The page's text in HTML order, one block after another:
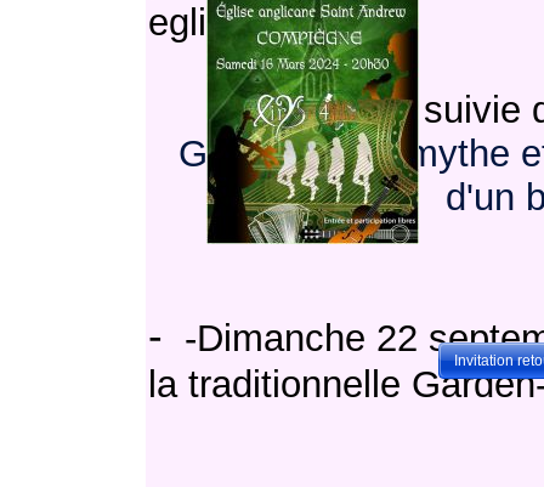
Invitation
eglise anglicane
L'AG a été suivie
GUYNEMER mythe
d'un
- -Dimanche 22
la traditionnelle